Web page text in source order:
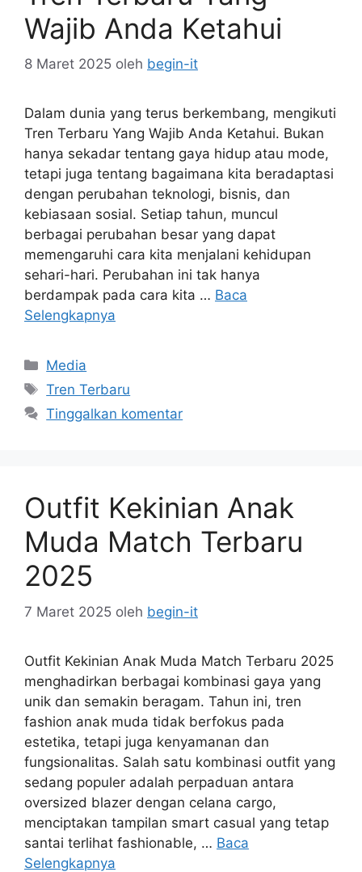
Wajib Anda Ketahui
8 Maret 2025 oleh begin-it
Dalam dunia yang terus berkembang, mengikuti
Tren Terbaru Yang Wajib Anda Ketahui. Bukan
hanya sekadar tentang gaya hidup atau mode,
tetapi juga tentang bagaimana kita beradaptasi
dengan perubahan teknologi, bisnis, dan
kebiasaan sosial. Setiap tahun, muncul
berbagai perubahan besar yang dapat
memengaruhi cara kita menjalani kehidupan
sehari-hari. Perubahan ini tak hanya
berdampak pada cara kita … Baca
Selengkapnya
Kategori
Media
Tag
Tren Terbaru
Tinggalkan komentar
Outfit Kekinian Anak
Muda Match Terbaru
2025
7 Maret 2025 oleh begin-it
Outfit Kekinian Anak Muda Match Terbaru 2025
menghadirkan berbagai kombinasi gaya yang
unik dan semakin beragam. Tahun ini, tren
fashion anak muda tidak berfokus pada
estetika, tetapi juga kenyamanan dan
fungsionalitas. Salah satu kombinasi outfit yang
sedang populer adalah perpaduan antara
oversized blazer dengan celana cargo,
menciptakan tampilan smart casual yang tetap
santai terlihat fashionable, … Baca
Selengkapnya